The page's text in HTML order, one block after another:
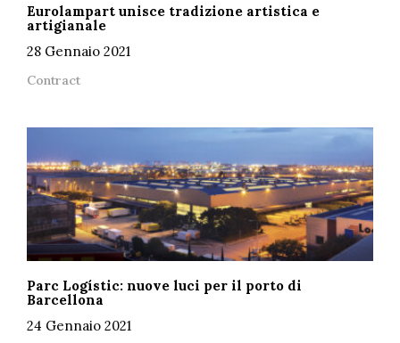
Eurolampart unisce tradizione artistica e
artigianale
28 Gennaio 2021
Contract
Parc Logístic: nuove luci per il porto di
Barcellona
24 Gennaio 2021